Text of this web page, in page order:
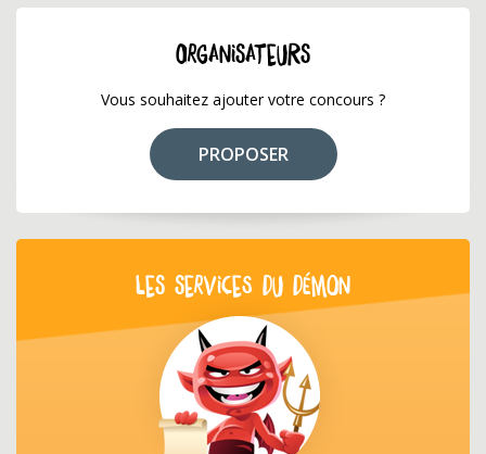
ORGANISATEURS
Vous souhaitez ajouter votre concours ?
PROPOSER
LES SERVICES DU DÉMON